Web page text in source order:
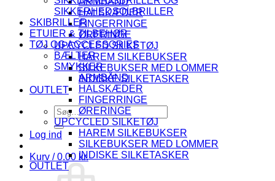
HALSKÆDER
FINGERRINGE
ØRERINGE
UPCYCLED SILKETØJ
HAREM SILKEBUKSER
SILKEBUKSER MED LOMMER
INDISKE SILKETASKER
OUTLET
Søg
efter:
Log ind
Kurv /0.00 kr.
SIKKERHEDSOLBRILLER
SKIBRILLER
ETUIER & TILBEHØR
TØJ OG ACCESSORIES
BÆLTER
SMYKKER
ARMBÅND
HALSKÆDER
FINGERRINGE
ØRERINGE
UPCYCLED SILKETØJ
HAREM SILKEBUKSER
SILKEBUKSER MED LOMMER
INDISKE SILKETASKER
OUTLET